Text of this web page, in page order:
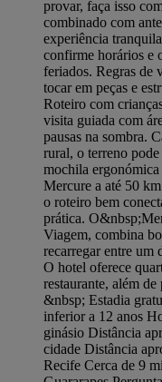
provar, faça isso
combinado com
experiência
confirme horários e
feriados. Regras de
tocar em peças e
Roteiro com
visita guiada com
pausas na sombra.
rural, o terreno pode
mochila
Mercure a até 50
o roteiro bem
prática.
Viagem, combina
recarregar entre um
O hotel oferece
restaurante, além
&nbsp; Estadia
inferior a 12 anos
ginásio Distância
cidade Distância
Recife Cerca de 9